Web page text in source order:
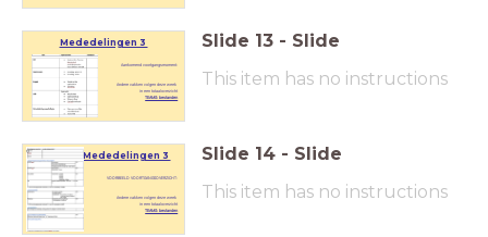
Mededelingen 3
Aankomend voortgangsmoment:
Andere vakken volgen deze week
in een totaaloverzicht
TEAMS: bestanden
Slide 13 - Slide
This item has no instructions
Mededelingen 3
VOORBEELD VOORTGANGSOVERZICHT:
Andere vakken volgen deze week
in een totaaloverzicht
TEAMS: bestanden
Slide 14 - Slide
This item has no instructions